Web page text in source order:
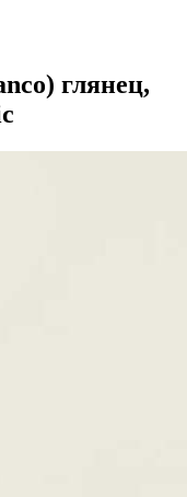
глянец,